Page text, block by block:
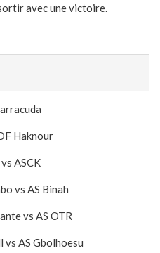
avec une victoire.
Haknour
ASCK
vs AS Binah
vs AS OTR
vs AS Gbolhoesu